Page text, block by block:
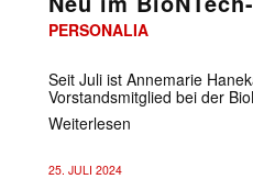
PERSONALIA
Seit Juli ist Annemarie
Vorstandsmitglied bei der
Weiterlesen
25. JULI 2024